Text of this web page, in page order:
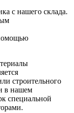
с нашего склада.
строительного
в нашем
специальной